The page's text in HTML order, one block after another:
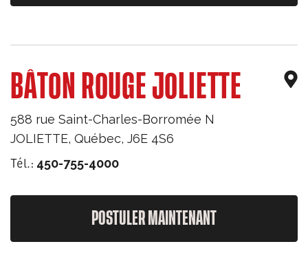
BÂTON ROUGE JOLIETTE
588 rue Saint-Charles-Borromée N
JOLIETTE, Québec, J6E 4S6
Tél.: 450-755-4000
POSTULER MAINTENANT